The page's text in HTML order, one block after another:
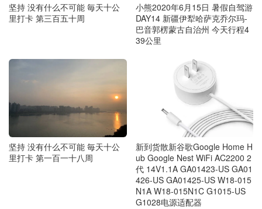
坚持 没有什么不可能 毎天十公
里打卡 第三百五十周
小熊2020年6月15日 暑假自驾游
DAY14 新疆伊犁哈萨克乔尔玛-
巴音郭楞蒙古自治州 今天行程4
39公里
坚持 没有什么不可能 毎天十公
里打卡 第一百一十八周
新到货散新谷歌Google Home H
ub Google Nest WiFi AC2200 2
代 14V1.1A GA01423-US GA01
426-US GA01425-US W18-015
N1A W18-015N1C G1015-US
G1028电源适配器